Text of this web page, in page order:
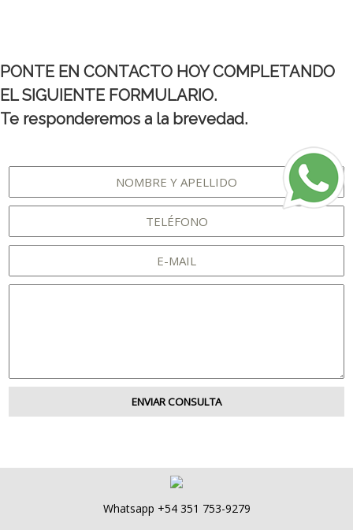
PONTE EN CONTACTO HOY COMPLETANDO
EL SIGUIENTE FORMULARIO.
Te responderemos a la brevedad.
Whatsapp +54 351 753-9279